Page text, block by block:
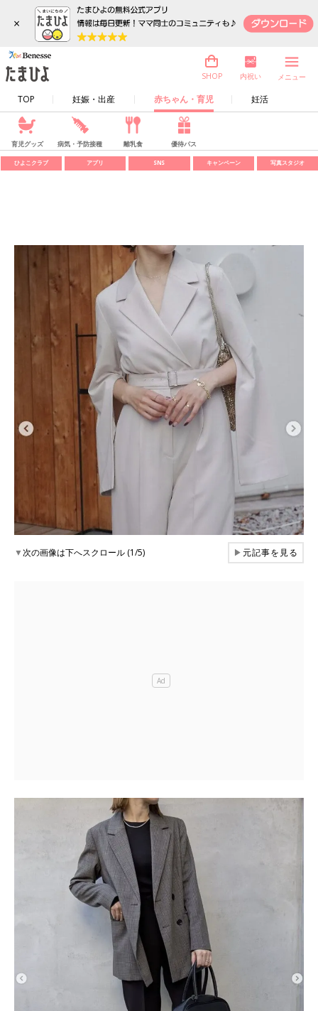
×
TOP 妊娠・出産 赤ちゃん・育児 妊活
SHOP 内祝い メニュー
育児グッズ 病気・予防接種 離乳食 優待パス
ひよこクラブ アプリ SNS キャンペーン 写真スタジオ
▼次の画像は下へスクロール (1/5) ▶元記事を見る